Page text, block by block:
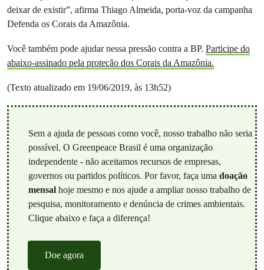
deixar de existir”, afirma Thiago Almeida, porta-voz da campanha
Defenda os Corais da Amazônia.
Você também pode ajudar nessa pressão contra a BP. Participe do
abaixo-assinado pela proteção dos Corais da Amazônia.
(Texto atualizado em 19/06/2019, às 13h52)
Sem a ajuda de pessoas como você, nosso trabalho não seria
possível. O Greenpeace Brasil é uma organização
independente - não aceitamos recursos de empresas,
governos ou partidos políticos. Por favor, faça uma doação
mensalhoje mesmo e nos ajude a ampliar nosso trabalho de
pesquisa, monitoramento e denúncia de crimes ambientais.
Clique abaixo e faça a diferença!
Doe agora